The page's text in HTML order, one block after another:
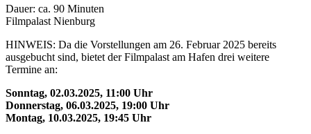
Dauer: ca. 90 Minuten
Filmpalast Nienburg
HINWEIS: Da die Vorstellungen am 26. Februar 2025 bereits
ausgebucht sind, bietet der Filmpalast am Hafen drei weitere
Termine an:
Sonntag, 02.03.2025, 11:00 Uhr
Donnerstag, 06.03.2025, 19:00 Uhr
Montag, 10.03.2025, 19:45 Uhr